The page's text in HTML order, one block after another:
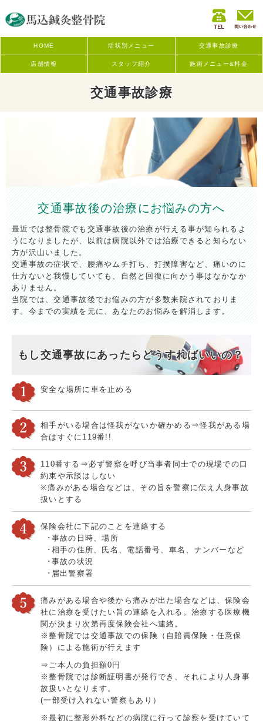
HOME 症状別メニュー 交通事故診療
店舗情報 スタッフ紹介 施術メニュー&料金
交通事故診療
交通事故後の治療にお悩みの方へ
最近では整骨院でも交通事故後の治療が行える事が知られるよ
うになりましたが、以前は病院以外では治療できると知らない
方が沢山いました。
交通事故の症状で、腰痛やムチ打ち、打撲障害など、痛いのに
仕方ないと我慢していても、自然と回復に向かう事はなかなか
ありません。
当院では、交通事故後でお悩みの方が多数来院されておりま
す。今までの実績を元に、あなたのお悩みを解消します。
もし交通事故にあったらどうすればいいの？
安全な場所に車を止める
相手がいる場合は怪我がないか確かめる⇒怪我がある場
合はすぐに119番!!
110番する⇒必ず警察を呼び当事者同士での現場での口
約束や示談はしない
※痛みがある場合などは、その旨を警察に伝え人身事故
扱いとする
保険会社に下記のことを連絡する
･事故の日時、場所
･相手の住所、氏名、電話番号、車名、ナンバーなど
･事故の状況
･届出警察署
痛みがある場合や後から痛みが出た場合などは、保険会
社に治療を受けたい旨の連絡を入れる。治療する医療機
関が決まり次第再度保険会社へ連絡。
※整骨院では交通事故での保険（自賠責保険・任意保
険）による施術が行えます
⇒ご本人の負担額0円
※整骨院では診断証明書が発行でき、それにより人身事
故扱いとなります。
(一部受け入れない警察もあり）
※最初に整形外科などの病院に行って診察を受けていて